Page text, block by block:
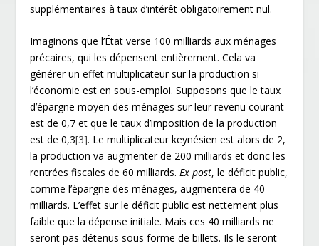
supplémentaires à taux d’intérêt obligatoirement nul.
Imaginons que l’État verse 100 milliards aux ménages
précaires, qui les dépensent entièrement. Cela va
générer un effet multiplicateur sur la production si
l’économie est en sous-emploi. Supposons que le taux
d’épargne moyen des ménages sur leur revenu courant
est de 0,7 et que le taux d’imposition de la production
est de 0,3[3]. Le multiplicateur keynésien est alors de 2,
la production va augmenter de 200 milliards et donc les
rentrées fiscales de 60 milliards.Ex post, le déficit public,
comme l’épargne des ménages, augmentera de 40
milliards. L’effet sur le déficit public est nettement plus
faible que la dépense initiale. Mais ces 40 milliards ne
seront pas détenus sous forme de billets. Ils le seront